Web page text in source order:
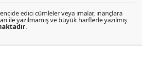
edici cümleler veya imalar, inançlara
ile yazılmamış ve büyük harflerle yazılmış
.